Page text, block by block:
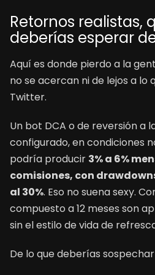
Retornos realistas,
deberías esperar
Aquí es donde pierdo a la
no se acercan ni de lejos a lo
Twitter.
Un bot DCA o de reversión a
configurado, en condiciones
podría producir 3% a 6%
comisiones, con
al 30%. Eso no suena sexy.
compuesto a 12 meses son
sin el estilo de vida de
De lo que deberías